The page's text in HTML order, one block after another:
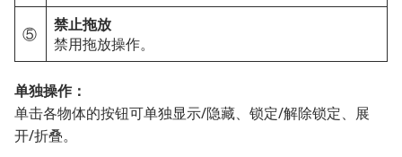
⑤
禁止拖放
禁用拖放操作。
单独操作：
单击各物体的按钮可单独显示/隐藏、锁定/解除锁定、展
开/折叠。